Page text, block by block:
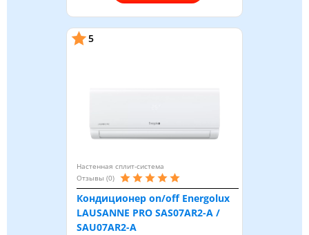
5
Настенная сплит-система
Отзывы (0)
Кондиционер on/off Energolux
LAUSANNE PRO SAS07AR2-A /
SAU07AR2-A